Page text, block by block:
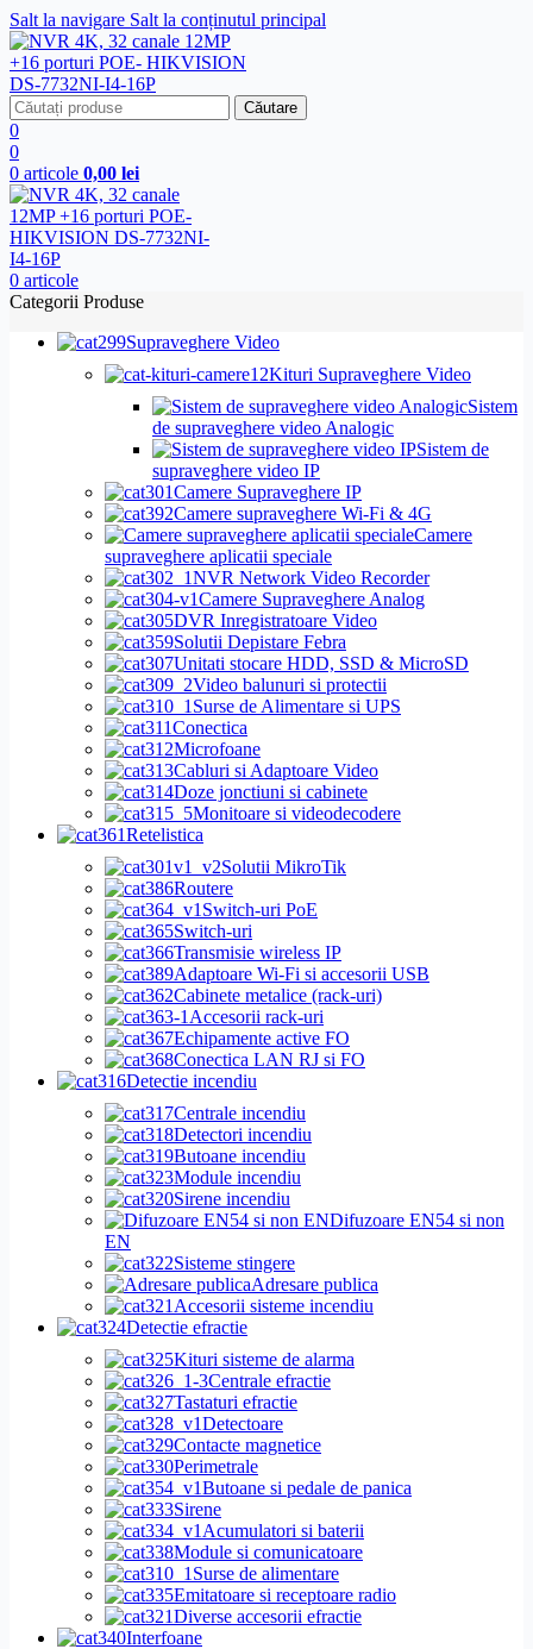
Salt la navigare Salt la conținutul principal
Căutare
0
0
0 articole 0,00 lei
0 articole
Categorii Produse
Supraveghere Video
Kituri Supraveghere Video
Sistem
de supraveghere video Analogic
Sistem de
supraveghere video IP
Camere Supraveghere IP
Camere supraveghere Wi-Fi & 4G
Camere
supraveghere aplicatii speciale
NVR Network Video Recorder
Camere Supraveghere Analog
DVR Inregistratoare Video
Solutii Depistare Febra
Unitati stocare HDD, SSD & MicroSD
Video balunuri si protectii
Surse de Alimentare si UPS
Conectica
Microfoane
Cabluri si Adaptoare Video
Doze jonctiuni si cabinete
Monitoare si videodecodere
Retelistica
Solutii MikroTik
Routere
Switch-uri PoE
Switch-uri
Transmisie wireless IP
Adaptoare Wi-Fi si accesorii USB
Cabinete metalice (rack-uri)
Accesorii rack-uri
Echipamente active FO
Conectica LAN RJ si FO
Detectie incendiu
Centrale incendiu
Detectori incendiu
Butoane incendiu
Module incendiu
Sirene incendiu
Difuzoare EN54 si non
EN
Sisteme stingere
Adresare publica
Accesorii sisteme incendiu
Detectie efractie
Kituri sisteme de alarma
Centrale efractie
Tastaturi efractie
Detectoare
Contacte magnetice
Perimetrale
Butoane si pedale de panica
Sirene
Acumulatori si baterii
Module si comunicatoare
Surse de alimentare
Emitatoare si receptoare radio
Diverse accesorii efractie
Interfoane